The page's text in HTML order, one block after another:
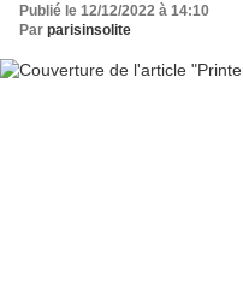
Publié le 12/12/2022 à 14:10
Par parisinsolite